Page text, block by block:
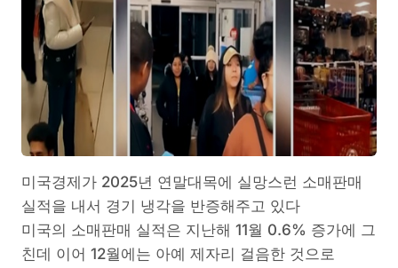
미국경제가 2025년 연말대목에 실망스런 소매판매
실적을 내서 경기 냉각을 반증해주고 있다
미국의 소매판매 실적은 지난해 11월 0.6% 증가에 그
친데 이어 12월에는 아예 제자리 걸음한 것으로